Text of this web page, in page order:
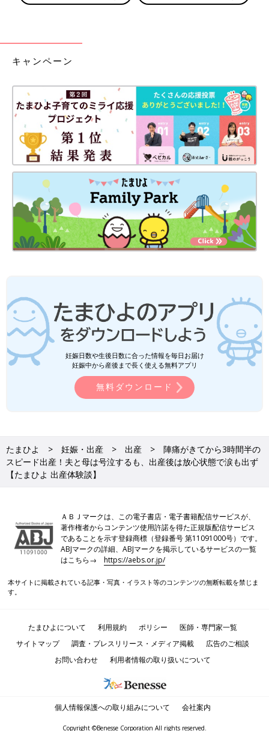
キャンペーン
妊娠日数や生後日数に合った情報を毎日お届け
妊娠中から産後まで長く使える無料アプリ
無料ダウンロード
たまひよ 妊娠・出産 出産
陣痛がきてから3時間半の
スピード出産！夫と母は号泣するも、出産後は放心状態で涙も出ず
【たまひよ 出産体験談】
ＡＢＪマークは、この電子書店・電子書籍配信サービスが、
著作権者からコンテンツ使用許諾を得た正規版配信サービス
であることを示す登録商標（登録番号 第11091000号）です。
ABJマークの詳細、ABJマークを掲示しているサービスの一覧
はこちら→https://aebs.or.jp/
本サイトに掲載されている記事・写真・イラスト等のコンテンツの無断転載を禁じま
す。
たまひよについて 利用規約 ポリシー
医師・専門家一覧
サイトマップ
調査・プレスリリース・メディア掲載
広告のご相談
お問い合わせ
利用者情報の取り扱いについて
個人情報保護への取り組みについて 会社案内
Copyright ©Benesse Corporation All rights reserved.